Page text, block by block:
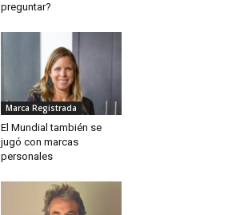
preguntar?
Marca Registrada
El Mundial también se
jugó con marcas
personales